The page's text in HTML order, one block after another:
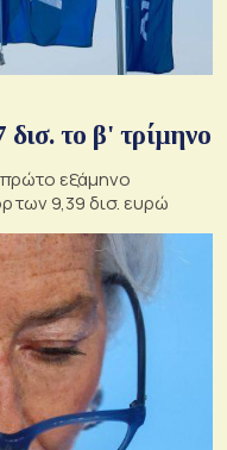
το β' τρίμηνο
των 9,39 δισ. ευρώ